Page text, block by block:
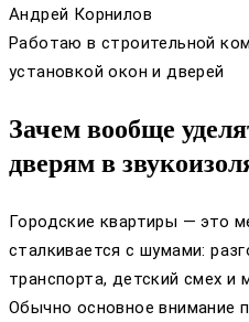
Андрей Корнилов
Работаю в строительной
установкой окон и дверей
Зачем вообще
дверям в
Городские квартиры — это
сталкивается с шумами:
транспорта, детский смех и
Обычно основное внимание